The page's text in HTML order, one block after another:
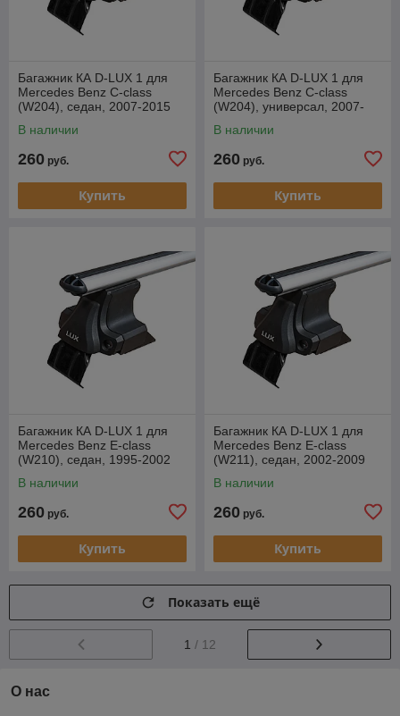
Багажник КА D-LUX 1 для
Mercedes Benz C-class
(W204), седан, 2007-2015
В наличии
260 руб.
Купить
Багажник КА D-LUX 1 для
Mercedes Benz C-class
(W204), универсал, 2007-
В наличии
260 руб.
Купить
Багажник КА D-LUX 1 для
Mercedes Benz E-class
(W210), седан, 1995-2002
В наличии
260 руб.
Купить
Багажник КА D-LUX 1 для
Mercedes Benz E-class
(W211), седан, 2002-2009
В наличии
260 руб.
Купить
Показать ещё
1 / 12
О нас